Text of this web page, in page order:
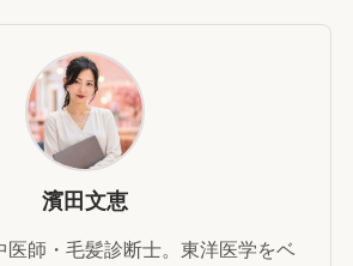
濱田文恵
医師・毛髪診断士。東洋医学をベ